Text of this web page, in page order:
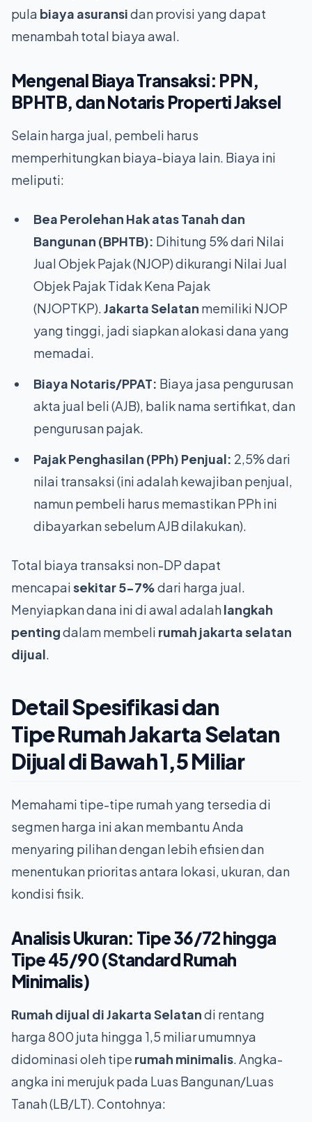
pula biaya asuransidan provisi yang dapat
menambah total biaya awal.
Mengenal Biaya Transaksi: PPN,
BPHTB, dan Notaris Properti Jaksel
Selain harga jual, pembeli harus
memperhitungkan biaya-biaya lain. Biaya ini
meliputi:
Bea Perolehan Hak atas Tanah dan
Bangunan (BPHTB): Dihitung 5% dari Nilai
Jual Objek Pajak (NJOP) dikurangi Nilai Jual
Objek Pajak Tidak Kena Pajak
(NJOPTKP).Jakarta Selatan memiliki NJOP
yang tinggi, jadi siapkan alokasi dana yang
memadai.
Biaya Notaris/PPAT: Biaya jasa pengurusan
akta jual beli (AJB), balik nama sertifikat, dan
pengurusan pajak.
Pajak Penghasilan (PPh) Penjual: 2,5% dari
nilai transaksi (ini adalah kewajiban penjual,
namun pembeli harus memastikan PPh ini
dibayarkan sebelum AJB dilakukan).
Total biaya transaksi non-DP dapat
mencapaisekitar 5-7%dari harga jual.
Menyiapkan dana ini di awal adalahlangkah
pentingdalam membeli rumah jakarta selatan
dijual.
Detail Spesifikasi dan
TipeRumah Jakarta Selatan
Dijualdi Bawah 1,5 Miliar
Memahami tipe-tipe rumah yang tersedia di
segmen harga ini akan membantu Anda
menyaring pilihan dengan lebih efisien dan
menentukan prioritas antara lokasi, ukuran, dan
kondisi fisik.
Analisis Ukuran: Tipe 36/72 hingga
Tipe 45/90 (StandardRumah
Minimalis)
Rumah dijual di Jakarta Selatandi rentang
harga 800 juta hingga 1,5 miliar umumnya
didominasi oleh tipe rumah minimalis. Angka-
angka ini merujuk pada Luas Bangunan/Luas
Tanah (LB/LT). Contohnya: